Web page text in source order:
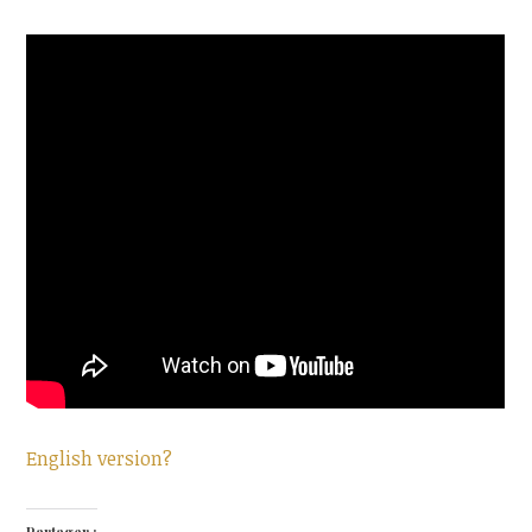
English version?